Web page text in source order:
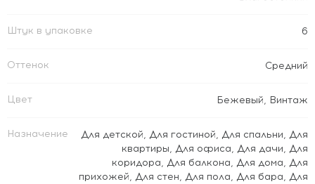
Штук в упаковке 6
Оттенок Средний
Цвет Бежевый, Винтаж
Назначение Для детской, Для гостиной, Для спальни, Для
квартиры, Для офиса, Для дачи, Для
коридора, Для балкона, Для дома, Для
прихожей, Для стен, Для пола, Для бара, Для